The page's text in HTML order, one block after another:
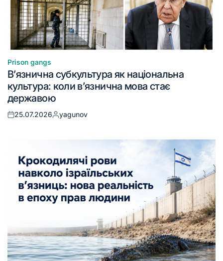
Prison gangs
В’язнична субкультура як національна
культура: коли в’язнична мова стає
державою
25.07.2026 yagunov